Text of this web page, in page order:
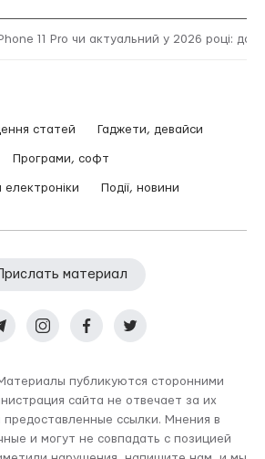
11 Pro чи актуальний у 2026 році:
статей Гаджети, девайси
Програми, софт
електроніки Події, новини
Прислать материал
публикуются сторонними
сайта не отвечает за их
ссылки. Мнения в
и могут не совпадать с позицией